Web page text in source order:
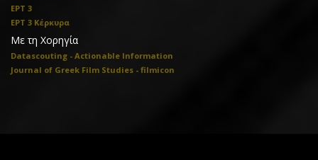
ΕΡΤ 3
ΕΡΤ 3 Κέρκυρα
Με τη Χορηγία
Datascouting - Actionable Information
Journal of Greek Film Studies - filmicon